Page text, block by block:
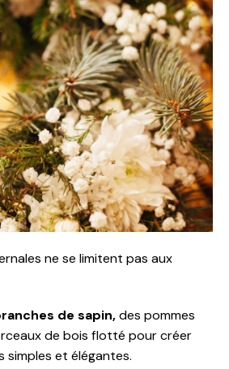
ne se limitent pas aux
de sapin,des pommes
de bois flotté pour créer
simples et élégantes.